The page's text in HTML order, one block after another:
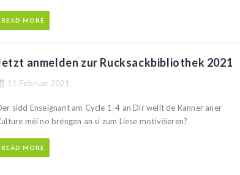
READ MORE
anmelden zur Rucksackbibliothek 2021
11 Februar 2021
sidd Enseignant am Cycle 1-4 an Dir wëllt de Kanner aner
méi no bréngen an si zum Liese motivéieren?
READ MORE